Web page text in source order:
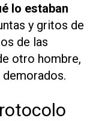
lo estaban
y gritos de
de las
otro hombre,